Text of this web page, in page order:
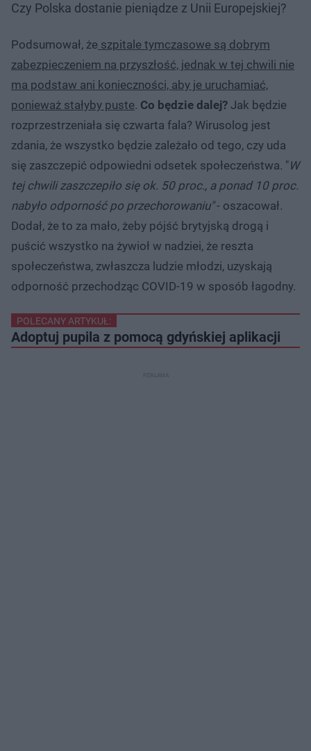
Czy Polska dostanie pieniądze z Unii Europejskiej?
Podsumował, że szpitale tymczasowe są dobrym
zabezpieczeniem na przyszłość, jednak w tej chwili nie
ma podstaw ani konieczności, aby je uruchamiać,
ponieważ stałyby puste. Co będzie dalej? Jak będzie
rozprzestrzeniała się czwarta fala? Wirusolog jest
zdania, że wszystko będzie zależało od tego, czy uda
się zaszczepić odpowiedni odsetek społeczeństwa. "W
tej chwili zaszczepiło się ok. 50 proc., a ponad 10 proc.
nabyło odporność po przechorowaniu"- oszacował.
Dodał, że to za mało, żeby pójść brytyjską drogą i
puścić wszystko na żywioł w nadziei, że reszta
społeczeństwa, zwłaszcza ludzie młodzi, uzyskają
odporność przechodząc COVID-19 w sposób łagodny.
POLECANY ARTYKUŁ:
Adoptuj pupila z pomocą gdyńskiej aplikacji